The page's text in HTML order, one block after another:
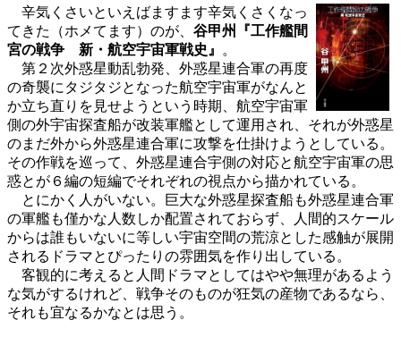
辛気くさいといえばますます辛気くさくなっ
てきた（ホメてます）のが、 谷甲州『工作艦間
宮の戦争 新・航空宇宙軍戦史』
。
第２次外惑星動乱勃発、外惑星連合軍の再度
の奇襲にタジタジとなった航空宇宙軍がなんと
か立ち直りを見せようという時期、航空宇宙軍
側の外宇宙探査船が改装軍艦として運用され、それが外惑星
のまだ外から外惑星連合軍に攻撃を仕掛けようとしている。
その作戦を巡って、外惑星連合宇側の対応と航空宇宙軍の思
惑とが６編の短編でそれぞれの視点から描かれている。
とにかく人がいない。巨大な外惑星探査船も外惑星連合軍
の軍艦も僅かな人数しか配置されておらず、人間的スケール
からは誰もいないに等しい宇宙空間の荒涼とした感触が展開
されるドラマとぴったりの雰囲気を作り出している。
客観的に考えると人間ドラマとしてはやや無理があるよう
な気がするけれど、戦争そのものが狂気の産物であるなら、
それも宜なるかなとは思う。